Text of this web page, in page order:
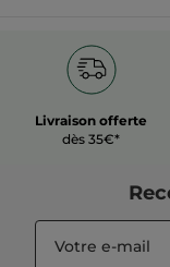
Livraison offerte
dès 35€*